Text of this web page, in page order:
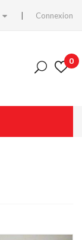
Connexion
0